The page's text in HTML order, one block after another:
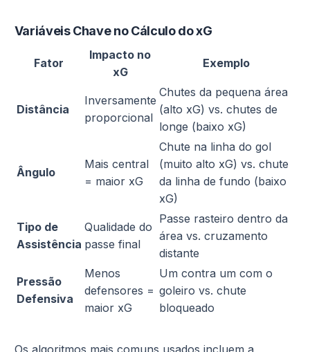
Variáveis Chave no Cálculo do xG
Fator
Impacto no
xG
Exemplo
Distância
Inversamente
proporcional
Chutes da pequena área
(alto xG) vs. chutes de
longe (baixo xG)
Ângulo
Mais central
= maior xG
Chute na linha do gol
(muito alto xG) vs. chute
da linha de fundo (baixo
xG)
Tipo de
Assistência
Qualidade do
passe final
Passe rasteiro dentro da
área vs. cruzamento
distante
Pressão
Defensiva
Menos
defensores =
maior xG
Um contra um com o
goleiro vs. chute
bloqueado
Os algoritmos mais comuns usados incluem a